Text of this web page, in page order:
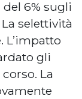
6% sugli
selettività
L’impatto
gli
La